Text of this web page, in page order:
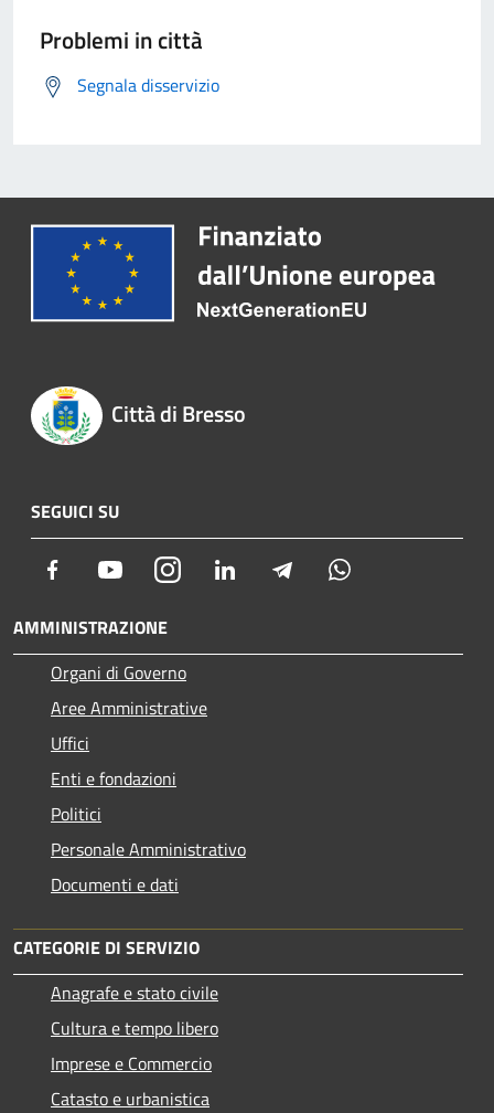
Problemi in città
Segnala disservizio
Città di Bresso
SEGUICI SU
Facebook YoutubeInstagram LinkedIn Telegram
AMMINISTRAZIONE
Organi di Governo
Aree Amministrative
Uffici
Enti e fondazioni
Politici
Personale Amministrativo
Documenti e dati
CATEGORIE DI SERVIZIO
Anagrafe e stato civile
Cultura e tempo libero
Imprese e Commercio
Catasto e urbanistica